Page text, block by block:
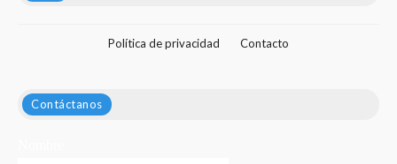
Política de privacidad Contacto
Contáctanos